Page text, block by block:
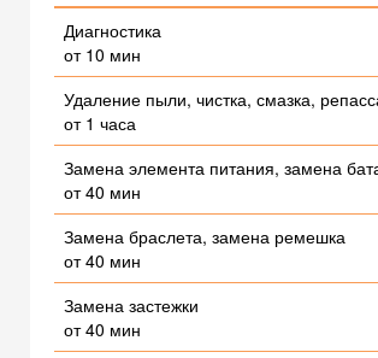
Диагностика
от 10 мин
Удаление пыли, чистка, смазка,
от 1 часа
Замена элемента питания, замена
от 40 мин
Замена браслета, замена ремешка
от 40 мин
Замена застежки
от 40 мин